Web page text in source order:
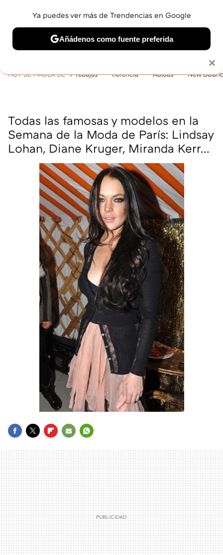
BELLEZA SHOPPING VIAJES GASTRO SNEAKERS
HOY SE HABLA DE rebajas herencia Adidas New
Todas las famosas y modelos en la
Semana de la Moda de París: Lindsay
Lohan, Diane Kruger, Miranda Kerr...
MAIL
×
Ya puedes ver más de Trendencias en Google
Añádenos como fuente preferida